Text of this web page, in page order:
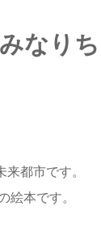
なり
都市です。
絵本です。